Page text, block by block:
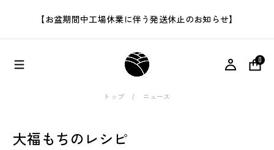
【お盆期間中工場休業に伴う発送休止のお知らせ】
0
トップ ニュース
大福もちのレシピ